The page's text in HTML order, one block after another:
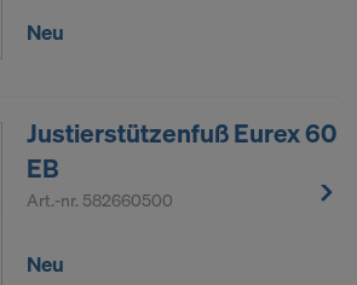
Neu
Justierstützenfuß Eurex 60
EB
Art.-nr. 582660500
Neu